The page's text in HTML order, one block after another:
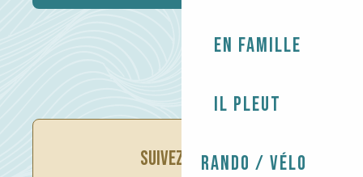
En famille
Il pleut
Rando / Vélo
SUIVEZ-NOUS